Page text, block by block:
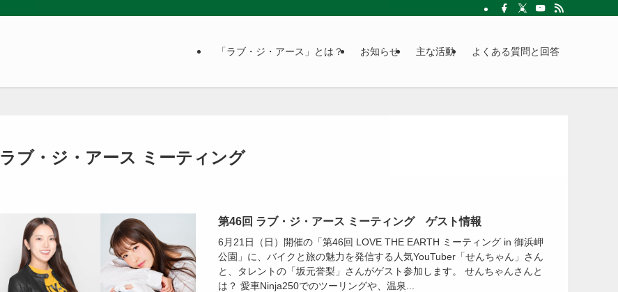
「ラブ・ジ・アース」とは？ お知らせ 主な活動 よくある質問と回答
ラブ・ジ・アース ミーティング
第46回 ラブ・ジ・アース ミーティング ゲスト情報
6月21日（日）開催の「第46回 LOVE THE EARTH ミーティング in 御浜岬
公園」に、バイクと旅の魅力を発信する人気YouTuber「せんちゃん」さん
と、タレントの「坂元誉梨」さんがゲスト参加します。 せんちゃんさんと
は？ 愛車Ninja250でのツーリングや、温泉...